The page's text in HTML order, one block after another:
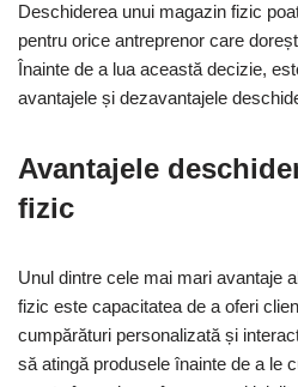
Deschiderea unui magazin fizic
pentru orice antreprenor care
Înainte de a lua această decizie,
avantajele și dezavantajele
Avantajele
fizic
Unul dintre cele mai mari avantaje
fizic este capacitatea de a oferi
cumpărături personalizată și
să atingă produsele înainte de a le